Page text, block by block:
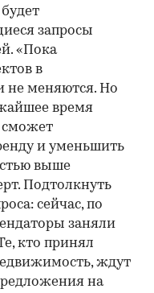
запросы
«Пока
в
не меняются. Но
время
сможет
и уменьшить
выше
Подтолкнуть
сейчас, по
заняли
кто принял
ждут
на